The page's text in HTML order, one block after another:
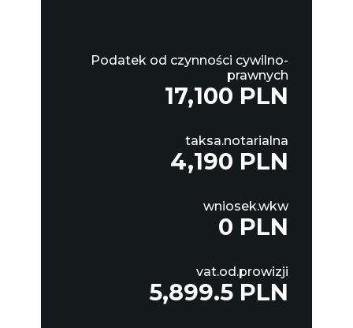
Podatek od czynności cywilno-
prawnych
17,100 PLN
taksa.notarialna
4,190 PLN
wniosek.wkw
0 PLN
vat.od.prowizji
5,899.5 PLN